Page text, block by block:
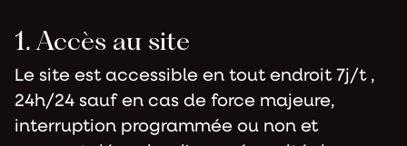
1. Accès au site
Le site est accessible en tout endroit 7j/t ,
24h/24 sauf en cas de force majeure,
interruption programmée ou non et